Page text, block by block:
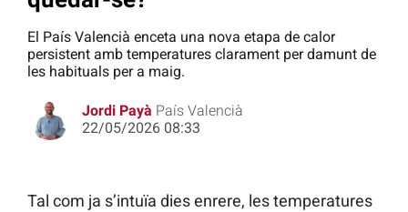
El País Valencià enceta una nova etapa de calor
persistent amb temperatures clarament per damunt de
les habituals per a maig.
Jordi Payà País Valencià
22/05/2026 08:33
Tal com ja s’intuïa dies enrere, les temperatures